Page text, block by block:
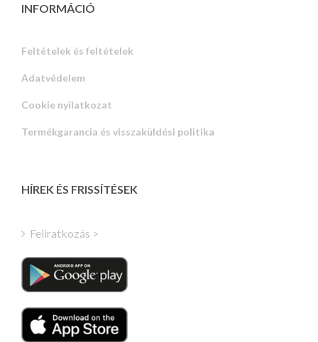
INFORMÁCIÓ
Feltételek és feltételek
Adatvédelem
Cookie nyilatkozat
Termékgarancia és visszaküldési politika
HÍREK ÉS FRISSÍTÉSEK
Feliratkozás >